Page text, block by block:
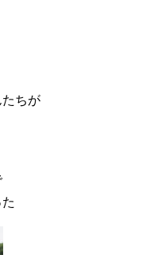
ちが